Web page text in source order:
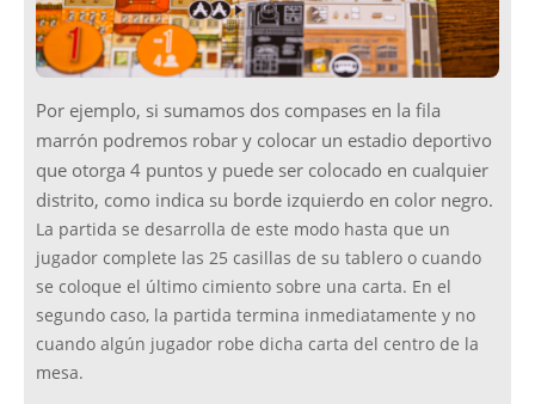
Por ejemplo, si sumamos dos compases en la fila
marrón podremos robar y colocar un estadio deportivo
que otorga 4 puntos y puede ser colocado en cualquier
distrito, como indica su borde izquierdo en color negro.
La partida se desarrolla de este modo hasta que un
jugador complete las 25 casillas de su tablero o cuando
se coloque el último cimiento sobre una carta. En el
segundo caso, la partida termina inmediatamente y no
cuando algún jugador robe dicha carta del centro de la
mesa.